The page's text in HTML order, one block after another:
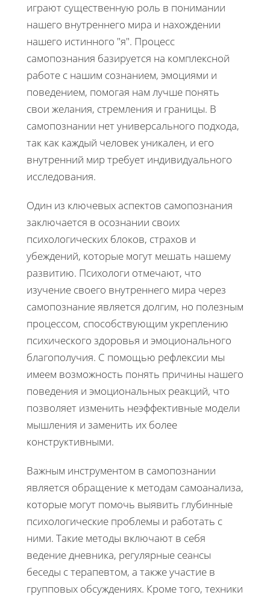
играют существенную роль в понимании
нашего внутреннего мира и нахождении
нашего истинного "я". Процесс
самопознания базируется на комплексной
работе с нашим сознанием, эмоциями и
поведением, помогая нам лучше понять
свои желания, стремления и границы. В
самопознании нет универсального подхода,
так как каждый человек уникален, и его
внутренний мир требует индивидуального
исследования.
Один из ключевых аспектов самопознания
заключается в осознании своих
психологических блоков, страхов и
убеждений, которые могут мешать нашему
развитию. Психологи отмечают, что
изучение своего внутреннего мира через
самопознание является долгим, но полезным
процессом, способствующим укреплению
психического здоровья и эмоционального
благополучия. С помощью рефлексии мы
имеем возможность понять причины нашего
поведения и эмоциональных реакций, что
позволяет изменить неэффективные модели
мышления и заменить их более
конструктивными.
Важным инструментом в самопознании
является обращение к методам самоанализа,
которые могут помочь выявить глубинные
психологические проблемы и работать с
ними. Такие методы включают в себя
ведение дневника, регулярные сеансы
беседы с терапевтом, а также участие в
групповых обсуждениях. Кроме того, техники